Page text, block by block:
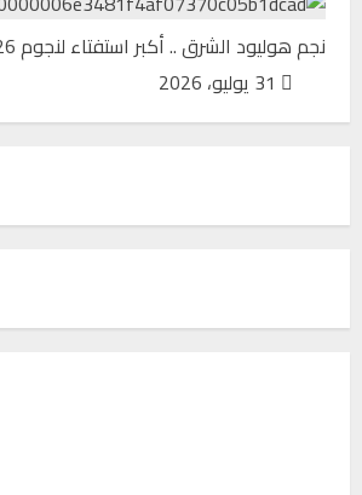
نجم هوليود الشرق .. أكبر استفتاء لنجوم 2026